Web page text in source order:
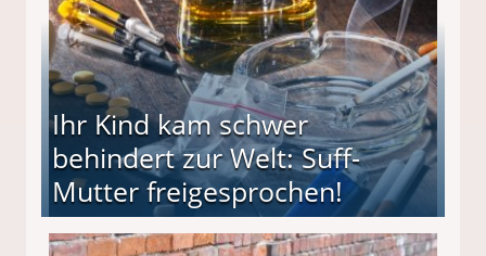
Ihr Kind kam schwer
behindert zur Welt: Suff-
Mutter freigesprochen!